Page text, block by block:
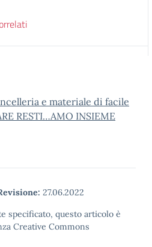
e materiale di facile
RESTI…AMO INSIEME
27.06.2022
specificato, questo articolo è
Creative Commons